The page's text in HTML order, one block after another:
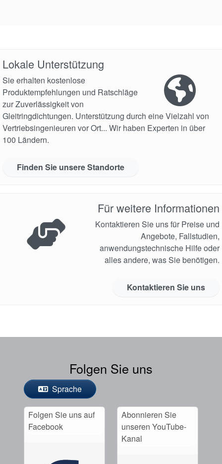
Lokale Unterstützung
Sie erhalten kostenlose
Produktempfehlungen und Ratschläge
zur Zuverlässigkeit von
Gleitringdichtungen. Unterstützung durch eine Vielzahl von
Vertriebsingenieuren vor Ort... Wir haben Experten in über
100 Ländern.
Finden Sie unsere Standorte
Für weitere Informationen
Kontaktieren Sie uns für Preise und
Angebote, Fallstudien,
anwendungstechnische Hilfe oder
alles andere, was Sie benötigen.
Kontaktieren Sie uns
Folgen Sie uns
Sprache
Folgen Sie uns auf
Facebook
Abonnieren Sie
unseren YouTube-
Kanal